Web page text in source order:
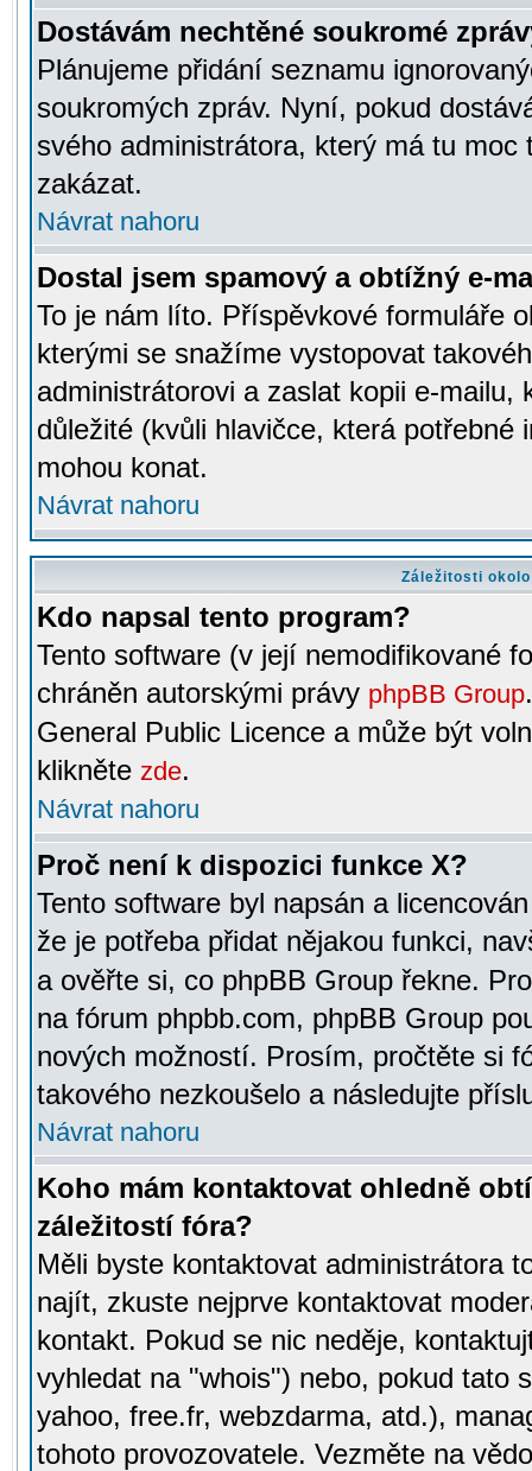
Dostávám nechtěné soukromé
Plánujeme přidání seznamu
soukromých zpráv. Nyní, pokud
svého administrátora, který má tu
zakázat.
Návrat nahoru
Dostal jsem spamový a obtížný e-
To je nám líto. Příspěvkové formuláře
kterými se snažíme vystopovat
administrátorovi a zaslat kopii e-mailu,
důležité (kvůli hlavičce, která potřebné
mohou konat.
Návrat nahoru
Záležitosti
Kdo napsal tento program?
Tento software (v její nemodifikované
chráněn autorskými právy phpBB Group
General Public Licence a může být
klikněte zde.
Návrat nahoru
Proč není k dispozici funkce X?
Tento software byl napsán a
že je potřeba přidat nějakou funkci,
a ověřte si, co phpBB Group řekne.
na fórum phpbb.com, phpBB Group
nových možností. Prosím, pročtěte si
takového nezkoušelo a následujte
Návrat nahoru
Koho mám kontaktovat ohledně
záležitostí fóra?
Měli byste kontaktovat administrátora
najít, zkuste nejprve kontaktovat
kontakt. Pokud se nic neděje,
vyhledat na "whois") nebo, pokud tato
yahoo, free.fr, webzdarma, atd.),
tohoto provozovatele. Vezměte na